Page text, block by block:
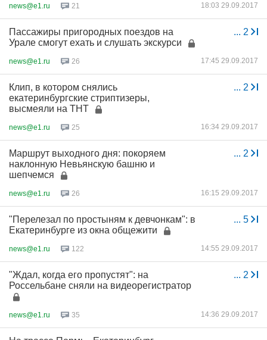
news@e1.ru 21 18:03 29.09.2017
... 2
Пассажиры пригородных поездов на
Урале смогут ехать и слушать экскурси
news@e1.ru 26 17:45 29.09.2017
... 2
Клип, в котором снялись
екатеринбургские стриптизеры,
высмеяли на ТНТ
news@e1.ru 25 16:34 29.09.2017
... 2
Маршрут выходного дня: покоряем
наклонную Невьянскую башню и
шепчемся
news@e1.ru 26 16:15 29.09.2017
... 5
"Перелезал по простыням к девчонкам": в
Екатеринбурге из окна общежити
news@e1.ru 122 14:55 29.09.2017
... 2
"Ждал, когда его пропустят": на
Россельбане сняли на видеорегистратор
news@e1.ru 35 14:36 29.09.2017